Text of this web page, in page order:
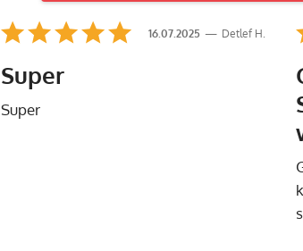
Detlef H.
16.07.2025
Super
Super